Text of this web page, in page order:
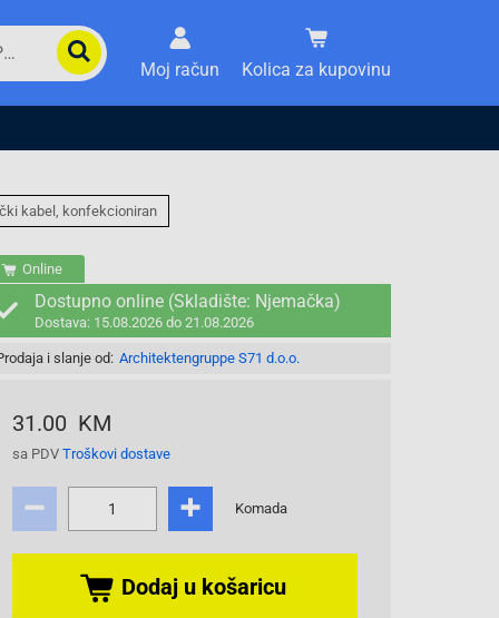
Moj račun Kolica za kupovinu
kabel, konfekcioniran
Online
Dostupno online (Skladište: Njemačka)
Dostava: 15.08.2026 do 21.08.2026
i slanje od: Architektengruppe S71 d.o.o.
31.00 KM
sa PDV Troškovi dostave
Komada
Dodaj u košaricu